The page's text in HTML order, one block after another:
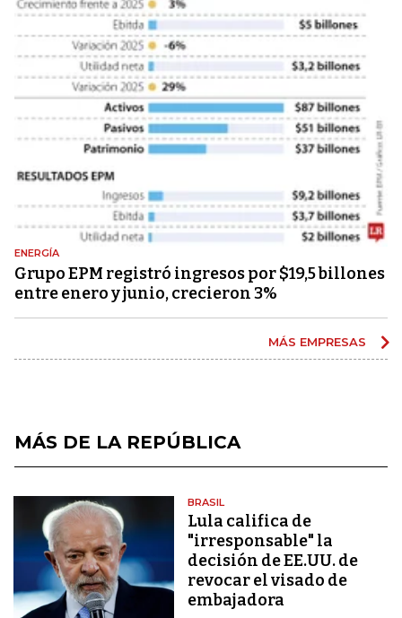
ENERGÍA
Grupo EPM registró ingresos por $19,5 billones
entre enero y junio, crecieron 3%
MÁS EMPRESAS
MÁS DE LA REPÚBLICA
BRASIL
Lula califica de
"irresponsable" la
decisión de EE.UU. de
revocar el visado de
embajadora